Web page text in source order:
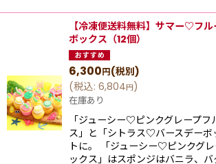
【冷凍便送料無料】サマー♡フ
ボックス（12個）
6,300円(税別)
(税込: 6,804円)
在庫あり
「ジューシー♡ピンクグレープフ
ス」と「シトラス♡バースデーボ
トに。 「ジューシー♡ピンクグ
ックス」はスポンジはバニラ、